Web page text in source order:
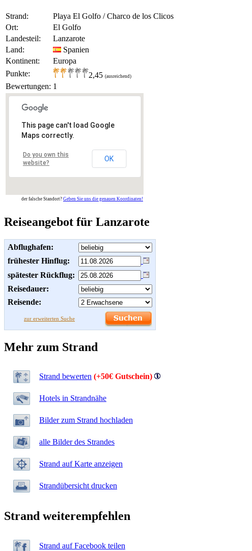
Strand:
Playa El Golfo / Charco de los Clicos
Ort:
El Golfo
Landesteil:
Lanzarote
Land:
Spanien
Kontinent:
Europa
Punkte:
2,45 (ausreichend)
Bewertungen: 1
This page can't load Google
Maps correctly.
Do you own this
website?
OK
der falsche Standort? Geben Sie uns die genauen Koordinaten!
Reiseangebot für Lanzarote
Abflughafen:
frühester Hinflug:
spätester Rückflug:
Reisedauer:
Reisende:
zur erweiterten Suche
Mehr zum Strand
Strand bewerten (+50€ Gutschein)
Hotels in Strandnähe
Bilder zum Strand hochladen
alle Bilder des Strandes
Strand auf Karte anzeigen
Strandübersicht drucken
Strand weiterempfehlen
Strand auf Facebook teilen